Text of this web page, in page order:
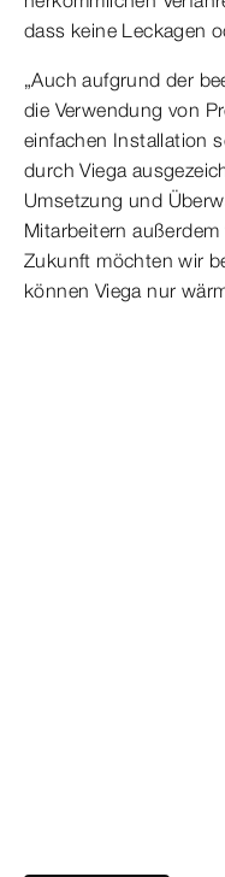
dass keine Leckagen
„Auch aufgrund der
die Verwendung von
einfachen Installation
durch Viega
Umsetzung und
Mitarbeitern
Zukunft möchten wir
können Viega nur